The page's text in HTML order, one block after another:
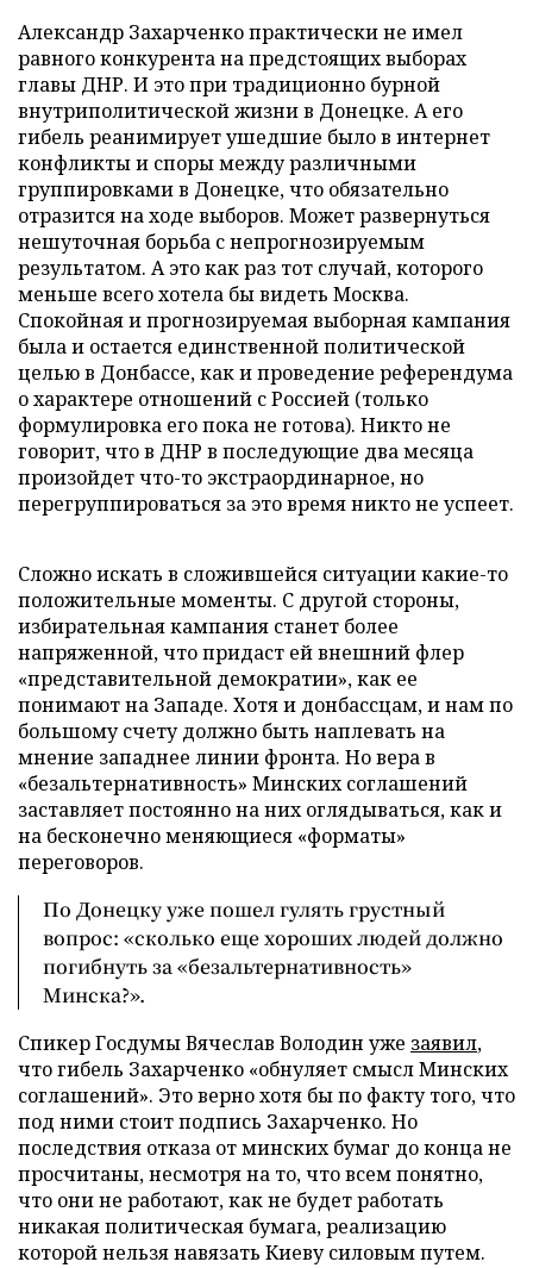
Александр Захарченко практически не имел
равного конкурента на предстоящих выборах
главы ДНР. И это при традиционно бурной
внутриполитической жизни в Донецке. А его
гибель реанимирует ушедшие было в интернет
конфликты и споры между различными
группировками в Донецке, что обязательно
отразится на ходе выборов. Может развернуться
нешуточная борьба с непрогнозируемым
результатом. А это как раз тот случай, которого
меньше всего хотела бы видеть Москва.
Спокойная и прогнозируемая выборная кампания
была и остается единственной политической
целью в Донбассе, как и проведение референдума
о характере отношений с Россией (только
формулировка его пока не готова). Никто не
говорит, что в ДНР в последующие два месяца
произойдет что-то экстраординарное, но
перегруппироваться за это время никто не успеет.
Сложно искать в сложившейся ситуации какие-то
положительные моменты. С другой стороны,
избирательная кампания станет более
напряженной, что придаст ей внешний флер
«представительной демократии», как ее
понимают на Западе. Хотя и донбассцам, и нам по
большому счету должно быть наплевать на
мнение западнее линии фронта. Но вера в
«безальтернативность» Минских соглашений
заставляет постоянно на них оглядываться, как и
на бесконечно меняющиеся «форматы»
переговоров.
По Донецку уже пошел гулять грустный
вопрос: «сколько еще хороших людей должно
погибнуть за «безальтернативность»
Минска?».
Спикер Госдумы Вячеслав Володин уже заявил,
что гибель Захарченко «обнуляет смысл Минских
соглашений». Это верно хотя бы по факту того, что
под ними стоит подпись Захарченко. Но
последствия отказа от минских бумаг до конца не
просчитаны, несмотря на то, что всем понятно,
что они не работают, как не будет работать
никакая политическая бумага, реализацию
которой нельзя навязать Киеву силовым путем.